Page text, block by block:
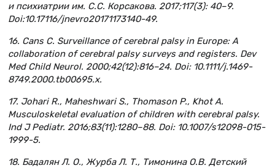
и психиатрии им. С.С. Корсакова. 2017;117(3): 40–9.
Doi:10.17116/jnevro20171173140-49.
16. Cans C. Surveillance of cerebral palsy in Europe: A
collaboration of cerebral palsy surveys and registers. Dev
Med Child Neurol. 2000;42(12):816–24. Doi: 10.1111/j.1469-
8749.2000.tb00695.x.
17. Johari R., Maheshwari S., Thomason P., Khot A.
Musculoskeletal evaluation of children with cerebral palsy.
Ind J Pediatr. 2016;83(11):1280–88. Doi: 10.1007/s12098-015-
1999-5.
18. Бадалян Л. О., Журба Л. Т., Тимонина О.В. Детский